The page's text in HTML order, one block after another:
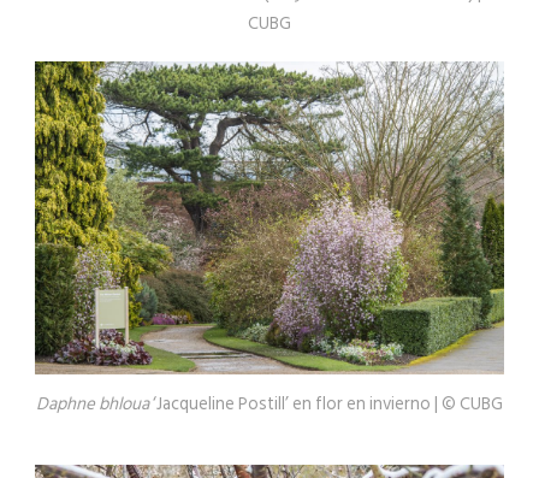
CUBG
Daphne bhloua‘Jacqueline Postill’ en flor en invierno | © CUBG